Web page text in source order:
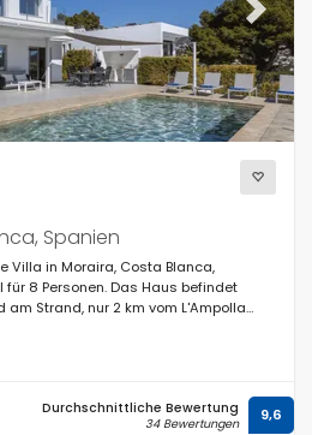
Next
Spanien
Villa in Moraira, Costa Blanca,
für 8 Personen. Das Haus befindet
am Strand, nur 2 km vom L'Ampolla-
Durchschnittliche Bewertung
34 Bewertungen 9,6